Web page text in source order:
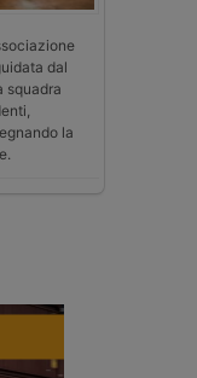
dal
squadra
la